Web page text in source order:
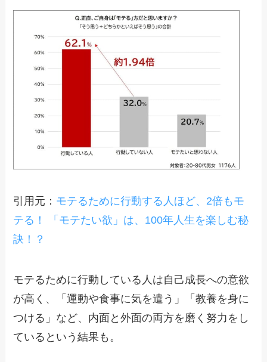
引用元： モテるために行動する人ほど、2倍もモ
テる！​ 「モテたい欲」は、100年人生を楽しむ秘
訣！？
​モテるために行動している人は自己成長への意欲
が高く、「運動や食事に気を遣う」「教養を身に
つける」など、内面と外面の両方を磨く努力をし
ているという結果も。